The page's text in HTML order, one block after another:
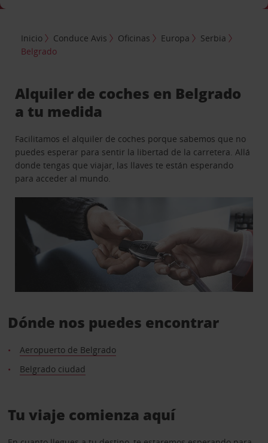
Inicio Conduce Avis Oficinas Europa
Serbia
Belgrado
Alquiler de coches en Belgrado
a tu medida
Facilitamos el alquiler de coches porque sabemos que no
puedes esperar para sentir la libertad de la carretera. Allá
donde tengas que viajar, las llaves te están esperando
para acceder al mundo.
Dónde nos puedes encontrar
Aeropuerto de Belgrado
Belgrado ciudad
Tu viaje comienza aquí